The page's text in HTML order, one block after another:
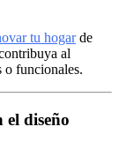
tu hogarde
al
o funcionales.
diseño